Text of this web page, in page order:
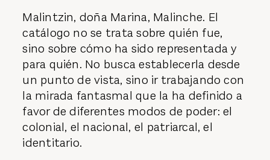
Malintzin, doña Marina, Malinche. El
catálogo no se trata sobre quién fue,
sino sobre cómo ha sido representada y
para quién. No busca establecerla desde
un punto de vista, sino ir trabajando con
la mirada fantasmal que la ha definido a
favor de diferentes modos de poder: el
colonial, el nacional, el patriarcal, el
identitario.